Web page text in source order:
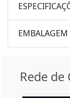
EMBALAGEM
Rede